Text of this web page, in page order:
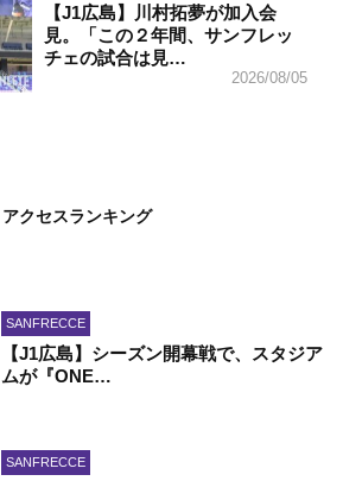
【J1広島】川村拓夢が加入会
見。「この２年間、サンフレッ
チェの試合は見…
2026/08/05
アクセスランキング
SANFRECCE
【J1広島】シーズン開幕戦で、スタジア
ムが『ONE…
SANFRECCE